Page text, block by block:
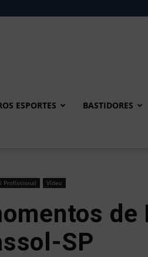
ESPORTES BASTIDORES
Profissional Vídeo
de
SP